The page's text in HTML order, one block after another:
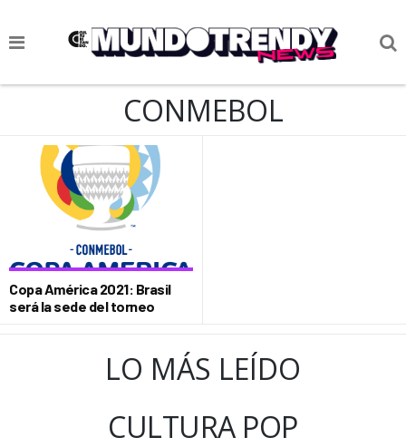
NOTICIAS
CIENCIA Y TECNOLOGÍA
SOCIEDAD
CULTURIZANDO.COM
CONMEBOL
Copa América 2021: Brasil
será la sede del torneo
LO MÁS LEÍDO
CULTURA POP